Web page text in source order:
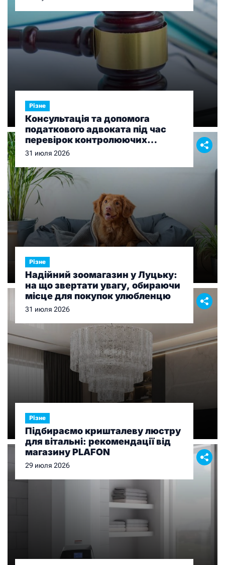
Різне
Консультація та допомога
податкового адвоката під час
перевірок контролюючих
органів
31 июля 2026
Різне
Надійний зоомагазин у Луцьку:
на що звертати увагу, обираючи
місце для покупок улюбленцю
31 июля 2026
Різне
Підбираємо кришталеву люстру
для вітальні: рекомендації від
магазину PLAFON
29 июля 2026